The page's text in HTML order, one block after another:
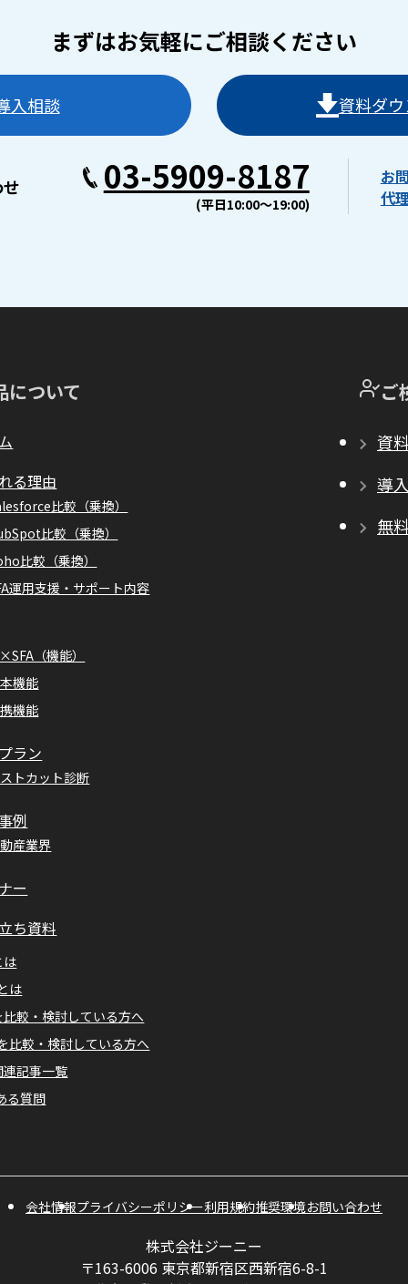
まずはお気軽にご相談ください
入相談 資料ダ
03-5909-8187
(平日10:00〜19:00)
お
代
について
る理由
比較（乗換）
比較（乗換）
比較（乗換）
運用支援・サポート内容
（機能）
機能
機能
ラン
トカット診断
例
産業界
ー
ち資料
は
は
比較・検討している方へ
比較・検討している方へ
連記事一覧
る質問
ご
資
導
無
会社情報プライバシーポリシー利用規約推奨環境お問い合わせ
株式会社ジーニー
〒163-6006 東京都新宿区西新宿6-8-1